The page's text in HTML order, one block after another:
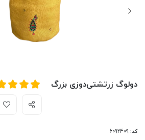
دولوگ زرتشتی‌دوزی بزرگ
کد: 6092409